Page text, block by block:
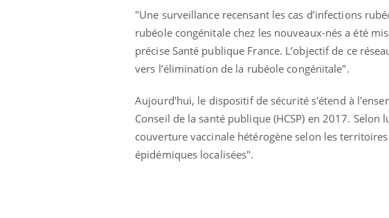
"Une surveillance recensant les cas d’infections
rubéole congénitale chez les nouveaux-nés a été
précise Santé publique France. L’objectif de ce
vers l’élimination de la rubéole congénitale".
Aujourd'hui, le dispositif de sécurité s'étend à
Conseil de la santé publique (HCSP) en 2017.
couverture vaccinale hétérogène selon les
épidémiques localisées".
changé la donne au Pays
basque
Chikungunya, dengue,
West Nile : que se passe-
t-il dans le sud de la
Les médicaments GLP-1
protègent-ils aussi les os
?
La